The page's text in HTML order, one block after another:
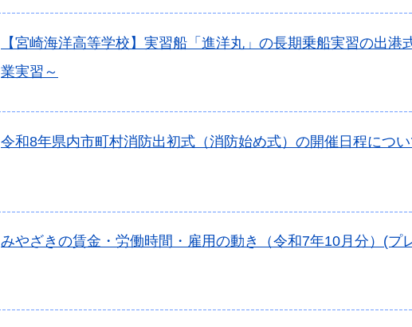
【宮崎海洋高等学校】実習船「進洋丸」の長期乗船実習の出
業実習～
令和8年県内市町村消防出初式（消防始め式）の開催日程につ
みやざきの賃金・労働時間・雇用の動き（令和7年10月分）(プ